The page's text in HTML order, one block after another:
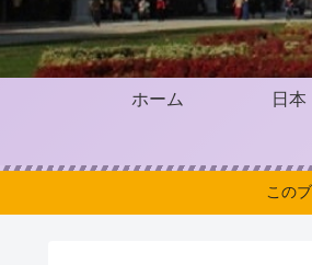
ホーム 日本
この